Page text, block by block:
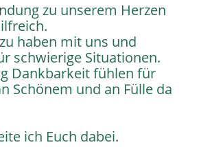
zu unserem Herzen
haben mit uns und
schwierige Situationen.
Dankbarkeit fühlen für
Schönem und an Fülle da
ich Euch dabei.